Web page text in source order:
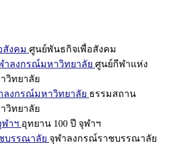
สังคม ศูนย์พันธกิจเพื่อสังคม
าลงกรณ์มหาวิทยาลัย ศูนย์กีฬาแห่ง
วิทยาลัย
ลงกรณ์มหาวิทยาลัย ธรรมสถาน
วิทยาลัย
ฬาฯ อุทยาน 100 ปี จุฬาฯ
บรรณาลัย จุฬาลงกรณ์ราชบรรณาลัย